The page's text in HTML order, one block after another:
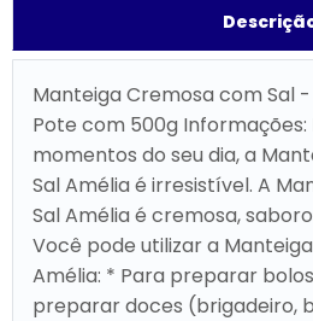
Manteiga Cremosa com Sal
Pote com 500g
momentos do seu dia, a
Sal Amélia é irresistível. A
Sal Amélia é cremosa,
Você pode utilizar a
Amélia: * Para preparar
preparar doces (brigadeiro,